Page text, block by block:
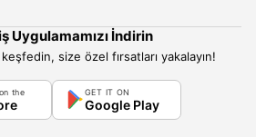
Uygulamamızı İndirin
size özel fırsatları yakalayın!
the GET IT ON
Google Play